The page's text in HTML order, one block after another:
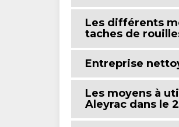
Les différents
taches de
Entreprise
Les moyens à
Aleyrac dans le